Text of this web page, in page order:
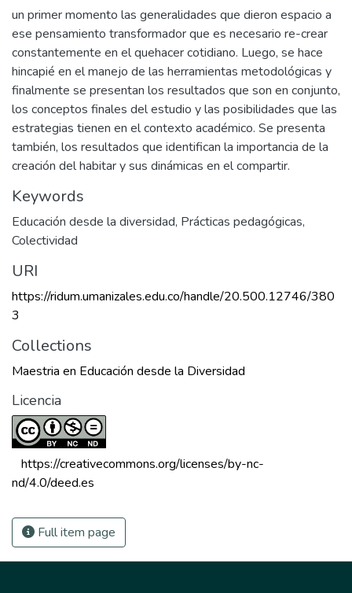
un primer momento las generalidades que dieron espacio a
ese pensamiento transformador que es necesario re-crear
constantemente en el quehacer cotidiano. Luego, se hace
hincapié en el manejo de las herramientas metodológicas y
finalmente se presentan los resultados que son en conjunto,
los conceptos finales del estudio y las posibilidades que las
estrategias tienen en el contexto académico. Se presenta
también, los resultados que identifican la importancia de la
creación del habitar y sus dinámicas en el compartir.
Keywords
Educación desde la diversidad, Prácticas pedagógicas,
Colectividad
URI
https://ridum.umanizales.edu.co/handle/20.500.12746/380
3
Collections
Maestria en Educación desde la Diversidad
Licencia
https://creativecommons.org/licenses/by-nc-
nd/4.0/deed.es
Full item page